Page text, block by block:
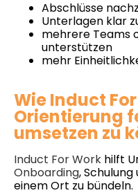
Abschlüsse
Unterlagen klar
mehrere Teams
unterstützen
mehr
Wie Induct
Orientierung
umsetzen zu
Induct For Work hilft
Onboarding,
einem Ort zu bündeln.